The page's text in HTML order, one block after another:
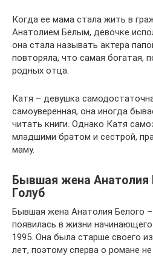
Когда ее мама стала жить в
Анатолием Белым, девочке
она стала называть актера
повторяла, что самая богатая,
родных отца.
Катя – девушка
самоуверенная, она иногда
читать книги. Однако Катя
младшими братом и сестрой,
маму.
Бывшая жена Анатолия
Голуб
Бывшая жена Анатолия Белого
появилась в жизни
1995. Она была старше своего
лет, поэтому сперва о романе